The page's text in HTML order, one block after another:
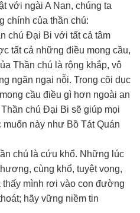
với ngài A Nan, chúng ta
chính của thần chú:
chú Đại Bi với tất cả tâm
tất cả những điều mong cầu,
Thần chú là rộng khắp, vô
ngăn ngại nỗi. Trong cõi dục
cầu điều gì hơn ngoài an
chú Đại Bi sẽ giúp mọi
này như Bồ Tát Quán
chú là cứu khổ. Những lúc
cùng khổ, tuyệt vọng,
thấy mình rơi vào con đường
hãy vững niềm tin